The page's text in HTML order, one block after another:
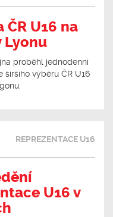
ČR U16 na
Lyonu
proběhl jednodenní
širšího výběru ČR U16
REPREZENTACE U16
U16 v